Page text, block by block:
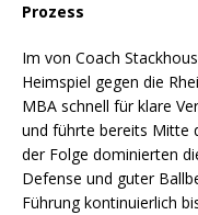
Prozess
Im von Coach
Heimspiel gegen die
MBA schnell für klare
und führte bereits Mitte
der Folge dominierten
Defense und guter
Führung kontinuierlich